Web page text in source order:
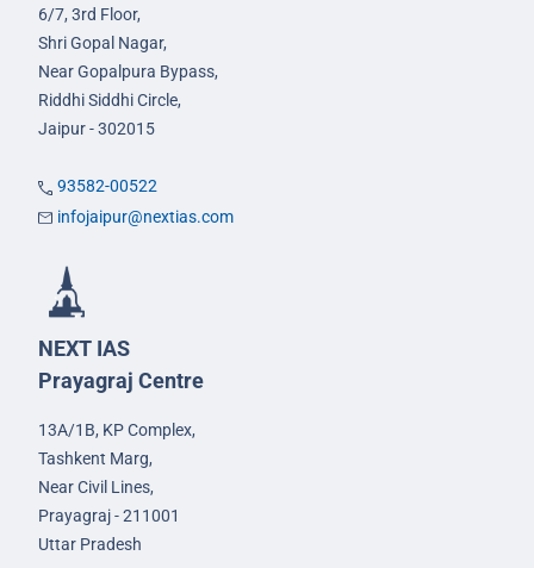
6/7, 3rd Floor,
Shri Gopal Nagar,
Near Gopalpura Bypass,
Riddhi Siddhi Circle,
Jaipur - 302015
93582-00522
infojaipur@nextias.com
NEXT IAS
Prayagraj Centre
13A/1B, KP Complex,
Tashkent Marg,
Near Civil Lines,
Prayagraj - 211001
Uttar Pradesh